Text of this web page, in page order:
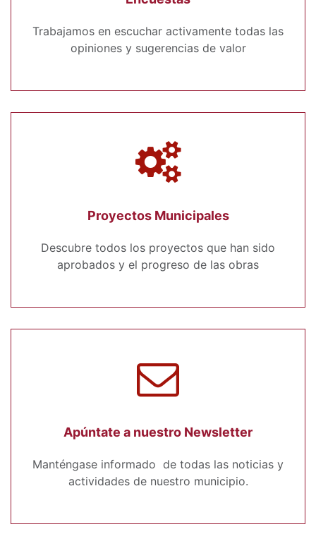
Trabajamos en escuchar activamente todas las
opiniones y sugerencias de valor
Proyectos Municipales
Descubre todos los proyectos que han sido
aprobados y el progreso de las obras
Apúntate a nuestro Newsletter
Manténgase informado de todas las noticias y
actividades de nuestro municipio.